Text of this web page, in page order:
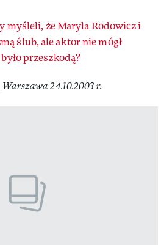
myśleli, że Maryla Rodowicz i
ślub, ale aktor nie mógł
przeszkodą?
24.10.2003 r.